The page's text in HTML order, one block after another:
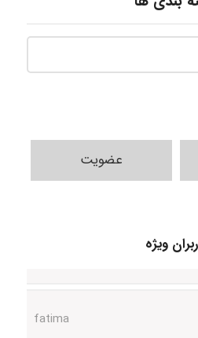
عضویت
ویژه